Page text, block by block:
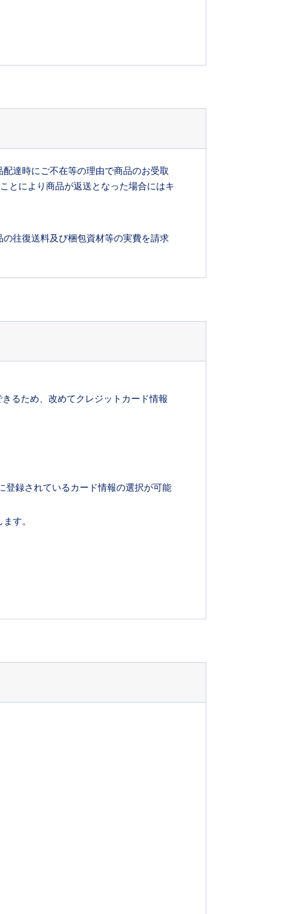
達時にご不在等の理由で商品のお受取
とにより商品が返送となった場合にはキ
往復送料及び梱包資材等の実費を請求
きるため、改めてクレジットカード情報
登録されているカード情報の選択が可能
す。